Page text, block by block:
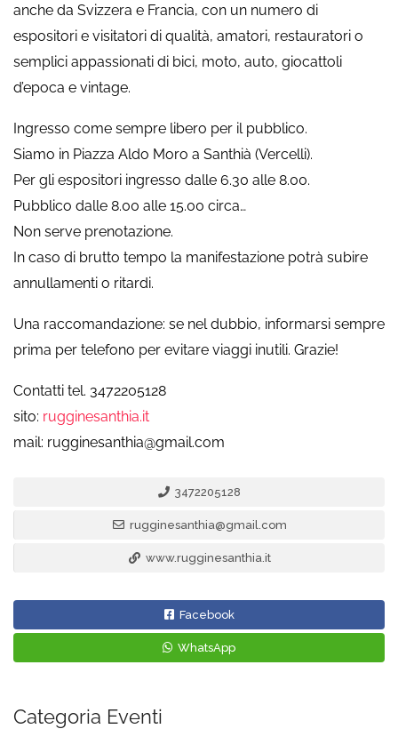
anche da Svizzera e Francia, con un numero di
espositori e visitatori di qualità, amatori, restauratori o
semplici appassionati di bici, moto, auto, giocattoli
d’epoca e vintage.
Ingresso come sempre libero per il pubblico.
Siamo in Piazza Aldo Moro a Santhià (Vercelli).
Per gli espositori ingresso dalle 6.30 alle 8.00.
Pubblico dalle 8.00 alle 15.00 circa…
Non serve prenotazione.
In caso di brutto tempo la manifestazione potrà subire
annullamenti o ritardi.
Una raccomandazione: se nel dubbio, informarsi sempre
prima per telefono per evitare viaggi inutili. Grazie!
Contatti tel. 3472205128
sito: rugginesanthia.it
mail: rugginesanthia@gmail.com
3472205128
rugginesanthia@gmail.com
www.rugginesanthia.it
Facebook
WhatsApp
Categoria Eventi